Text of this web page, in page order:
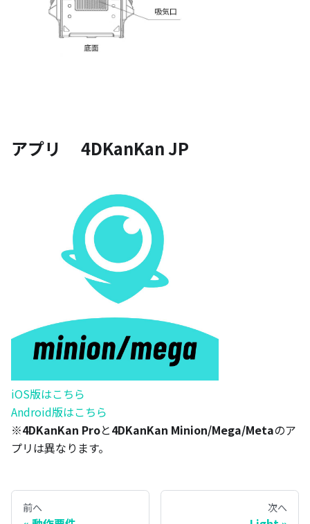
アプリ 4DKanKan JP
iOS版はこちら
Android版はこちら
※4DKanKan Proと4DKanKan Minion/Mega/Metaのア
プリは異なります。
前へ 次へ